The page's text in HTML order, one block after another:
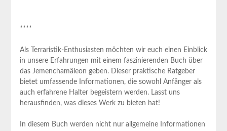
****
Als Terraristik-Enthusiasten möchten wir euch einen Einblick
in unsere Erfahrungen mit einem faszinierenden Buch über
das Jemenchamäleon geben. Dieser praktische Ratgeber
bietet umfassende Informationen, die sowohl Anfänger als
auch erfahrene Halter begeistern werden. Lasst uns
herausfinden, was dieses Werk zu bieten hat!
In diesem Buch werden nicht nur allgemeine Informationen